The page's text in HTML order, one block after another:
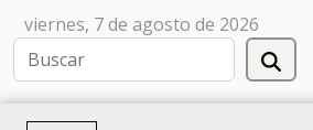
viernes, 7 de agosto de 2026